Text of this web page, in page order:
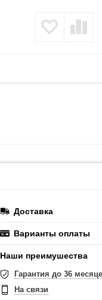
Доставка
Варианты оплаты
Наши преимушества
Гарантия до 36
На связи